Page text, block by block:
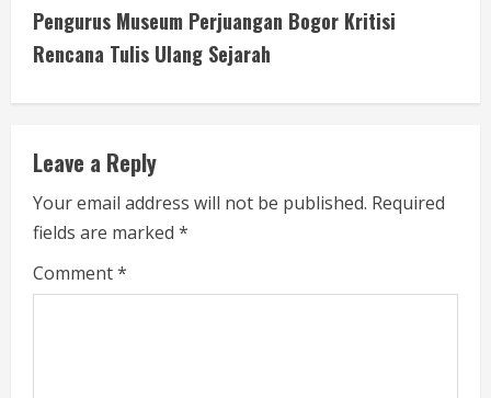
t
i
n
u
e
R
e
Pengurus Museum Perjuangan Bogor Kritisi
Rencana Tulis Ulang Sejarah
Leave a Reply
Your email address will not be published. Required
fields are marked *
Comment*